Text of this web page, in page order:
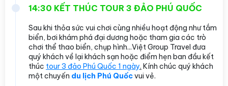
14:30 KẾT THÚC TOUR 3 ĐẢO PHÚ QUỐC
Sau khi thỏa sức vui chơi cùng nhiều hoạt động như tắm
biển, bơi khám phá đại dương hoặc tham gia các trò
chơi thể thao biển, chụp hình...Việt Group Travel đưa
quý khách về lại khách sạn hoặc điểm hẹn ban đầu kết
thúc tour 3 đảo Phú Quốc 1 ngày. Kính chúc quý khách
một chuyến du lịch Phú Quốcvui vẻ.